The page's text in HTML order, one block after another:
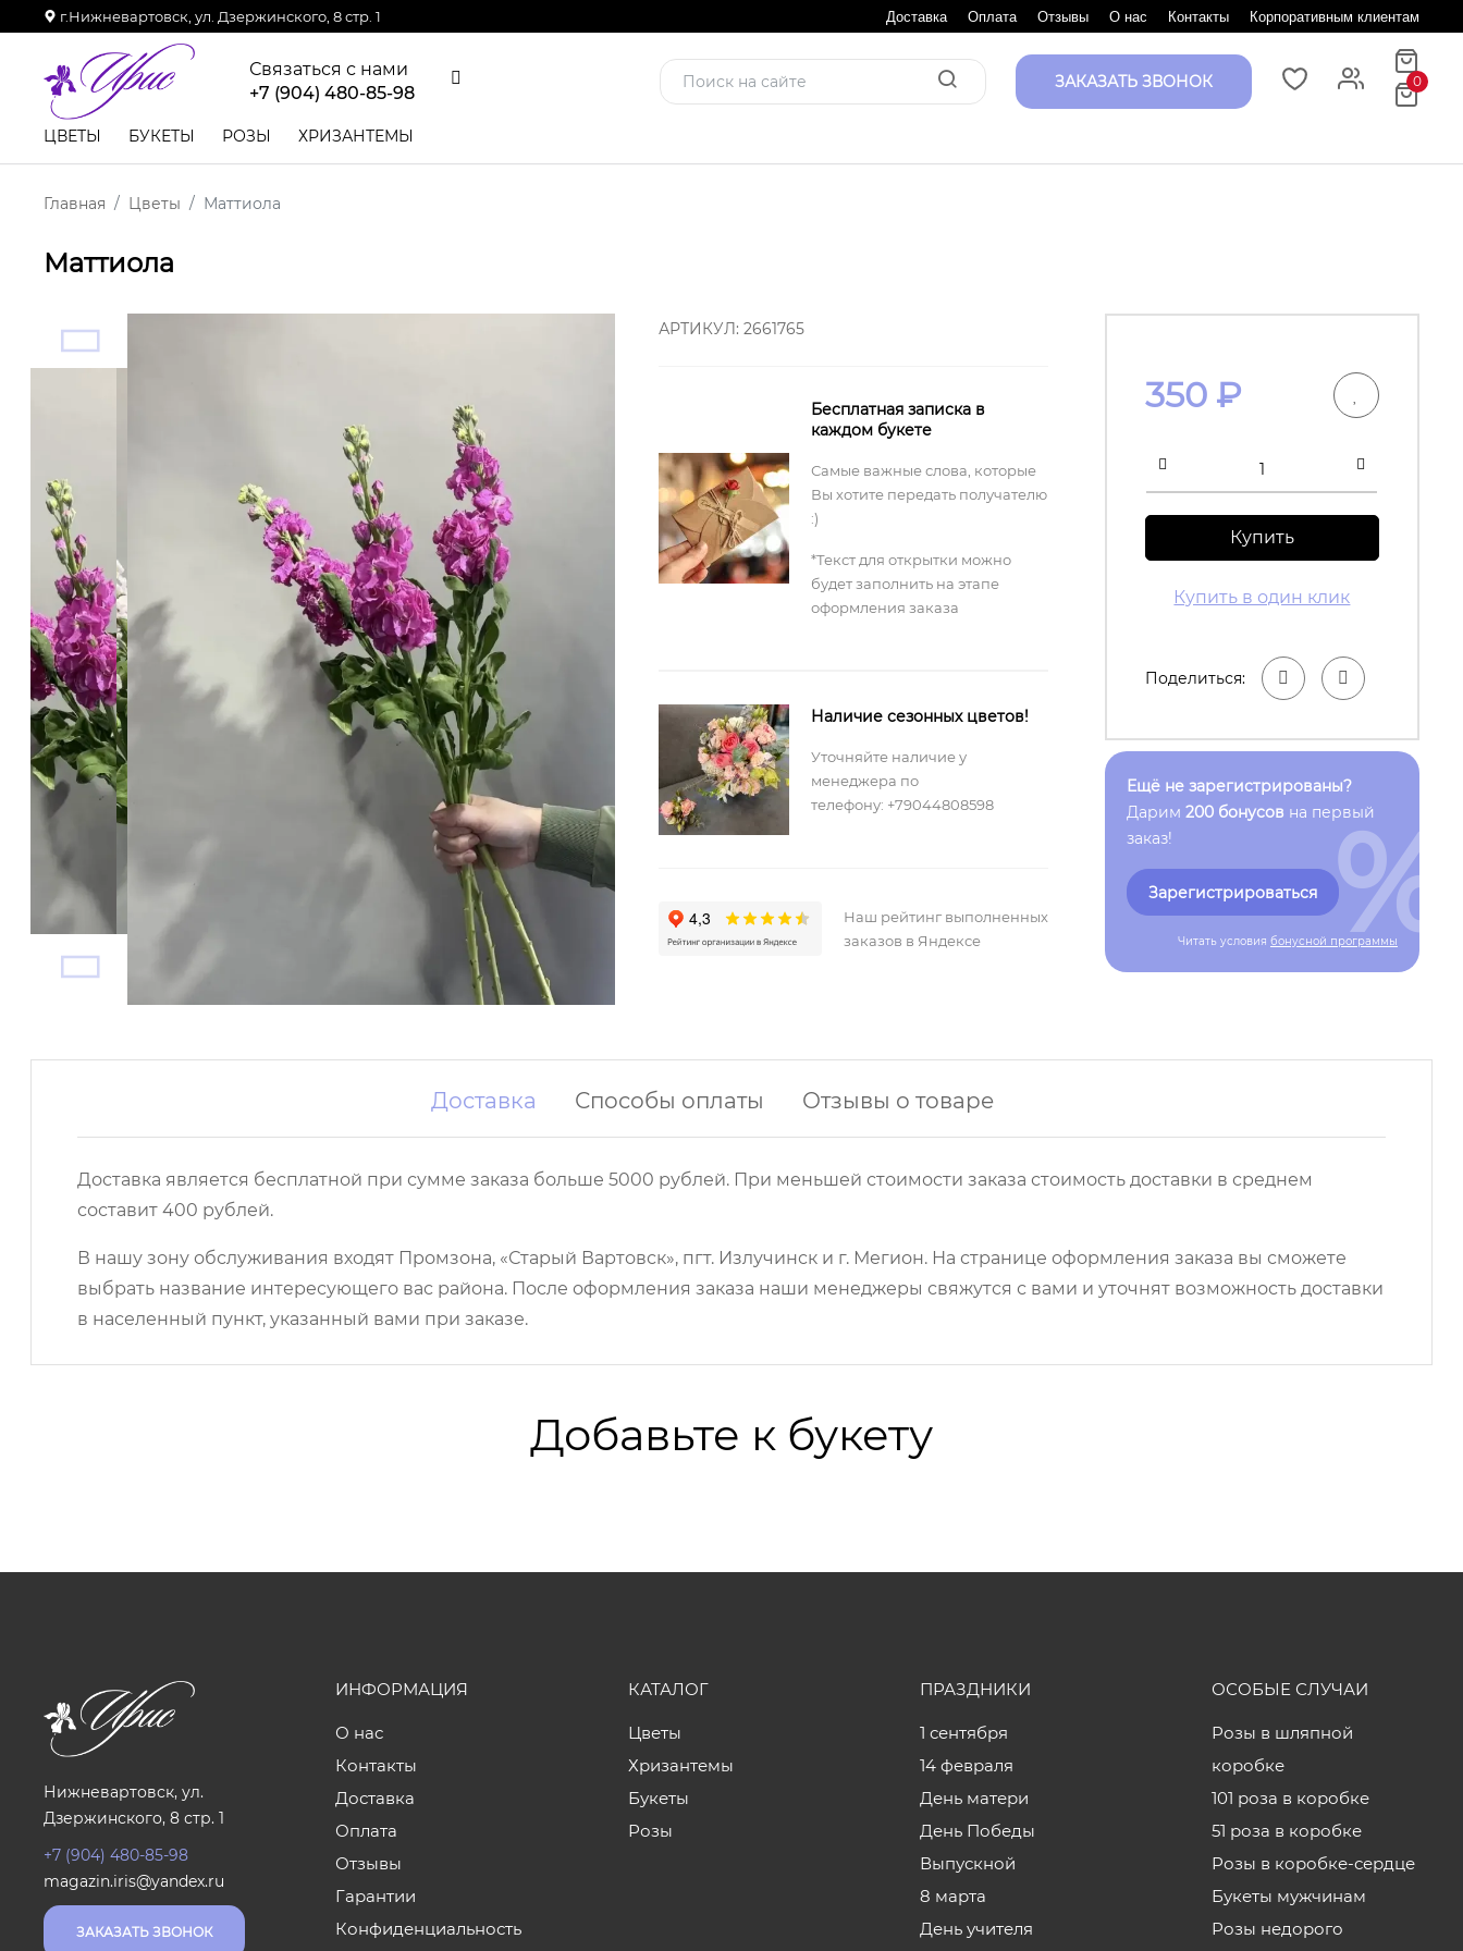
г.Нижневартовск, ул. Дзержинского, 8 стр. 1 Доставка Оплата Отзывы О нас Контакты Корпоративным клиентам
Связаться с нами
+7 (904) 480-85-98
ЗАКАЗАТЬ ЗВОНОК 0
ЦВЕТЫ БУКЕТЫ РОЗЫ ХРИЗАНТЕМЫ
Главная Цветы Маттиола
Маттиола
АРТИКУЛ: 2661765
Бесплатная записка в
каждом букете
Самые важные слова, которые
Вы хотите передать получателю
:)
*Текст для открытки можно
будет заполнить на этапе
оформления заказа
Наличие сезонных цветов!
Уточняйте наличие у
менеджера по
телефону: +79044808598
Наш рейтинг выполненных
заказов в Яндексе
350₽
Купить
Купить в один клик
Поделиться:
Ещё не зарегистрированы?
Дарим 200 бонусов на первый
заказ!
Зарегистрироваться
Читать условия бонусной программы
%
Доставка Способы оплаты Отзывы о товаре
Доставка является бесплатной при сумме заказа больше 5000 рублей. При меньшей стоимости заказа стоимость доставки в среднем
составит 400 рублей.
В нашу зону обслуживания входят Промзона, «Старый Вартовск», пгт. Излучинск и г. Мегион. На странице оформления заказа вы сможете
выбрать название интересующего вас района. После оформления заказа наши менеджеры свяжутся с вами и уточнят возможность доставки
в населенный пункт, указанный вами при заказе.
Добавьте к букету
Нижневартовск, ул.
Дзержинского, 8 стр. 1
+7 (904) 480-85-98
magazin.iris@yandex.ru
ЗАКАЗАТЬ ЗВОНОК
ИНФОРМАЦИЯ
О нас
Контакты
Доставка
Оплата
Отзывы
Гарантии
Конфиденциальность
КАТАЛОГ
Цветы
Хризантемы
Букеты
Розы
ПРАЗДНИКИ
1 сентября
14 февраля
День матери
День Победы
Выпускной
8 марта
День учителя
ОСОБЫЕ СЛУЧАИ
Розы в шляпной
коробке
101 роза в коробке
51 роза в коробке
Розы в коробке-сердце
Букеты мужчинам
Розы недорого